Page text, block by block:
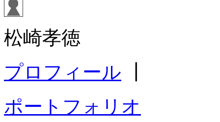
松崎孝徳
プロフィール
ポートフォリオ